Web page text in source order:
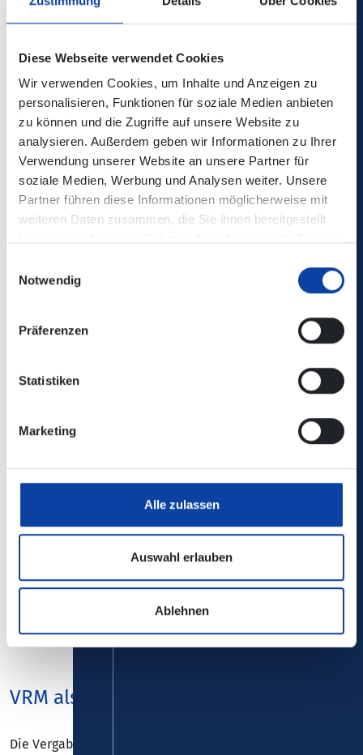
Diese Webseite verwendet Cookies
Wir verwenden Cookies, um Inhalte und Anzeigen zu
personalisieren, Funktionen für soziale Medien anbieten
zu können und die Zugriffe auf unsere Website zu
analysieren. Außerdem geben wir Informationen zu Ihrer
Verwendung unserer Website an unsere Partner für
soziale Medien, Werbung und Analysen weiter. Unsere
Partner führen diese Informationen möglicherweise mit
weiteren Daten zusammen, die Sie ihnen bereitgestellt
Notwendig
Präferenzen
Statistiken
Marketing
Alle zulassen
Auswahl erlauben
Ablehnen
Vorabbekanntmachung Teil 2
Linienbündel Rhein-Ahr
mit den Linien 824, 826-832, 834-842, 844, 846-854, 858,
859 und 869
Vorabbekanntmachung Teil 1
mit den Linien 121-124, 250-255 und 408
Bereich Altenkirchen
Vorabbekanntmachung Teil 1
VRM als Vergabestelle
Die Vergabestelle des Verkehrsverbundes Rhein-Mosel ist